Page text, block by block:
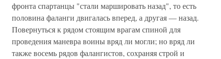
фронта спартанцы "стали маршировать назад", то есть
половина фаланги двигалась вперед, а другая — назад.
Повернуться к рядом стоящим врагам спиной для
проведения маневра воины вряд ли могли; но вряд ли
также восемь рядов фалангистов, сохраняя строй и